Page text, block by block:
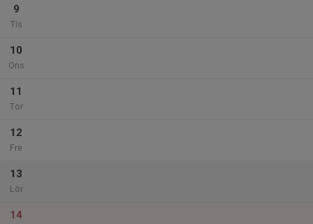
9
Tis
10
Ons
11
Tor
12
Fre
13
Lör
14